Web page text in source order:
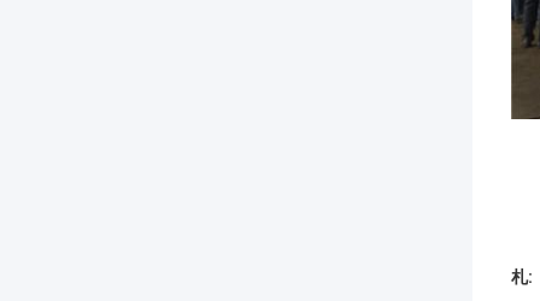
札: